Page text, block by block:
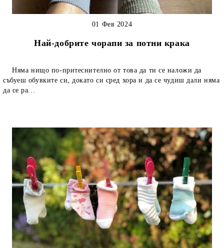
Най-добрите чорапи за потни крака
01 Фев 2024
Няма нищо по-притеснително от това да ти се наложи да
събуеш обувките си, докато си сред хора и да се чудиш дали няма
да се ра...